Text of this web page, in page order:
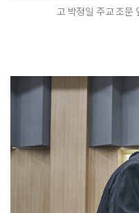
고 박정일 주교 조문